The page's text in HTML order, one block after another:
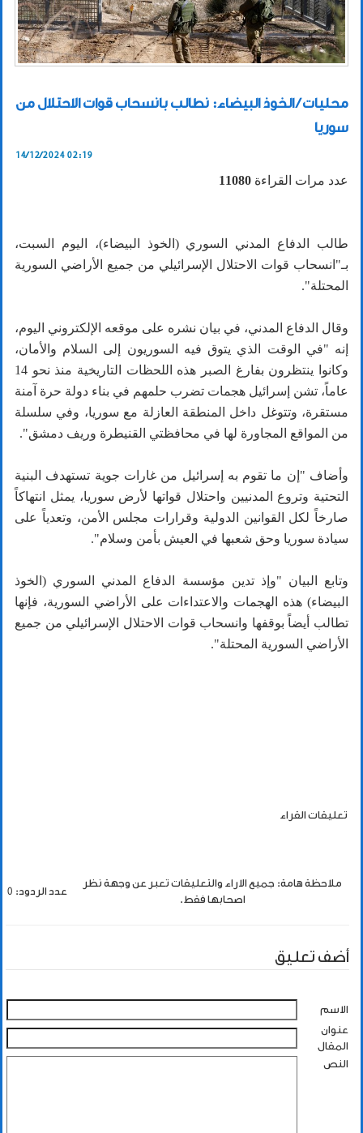
محليات / الخوذ البيضاء: نطالب بانسحاب قوات الاحتلال من
سوريا
14/12/2024 02:19
عدد مرات القراءة 11080
طالب الدفاع المدني السوري (الخوذ البيضاء)، اليوم السبت،
بـ"انسحاب قوات الاحتلال الإسرائيلي من جميع الأراضي السورية
المحتلة".
وقال الدفاع المدني، في بيان نشره على موقعه الإلكتروني اليوم،
إنه "في الوقت الذي يتوق فيه السوريون إلى السلام والأمان،
وكانوا ينتظرون بفارغ الصبر هذه اللحظات التاريخية منذ نحو 14
عاماً، تشن إسرائيل هجمات تضرب حلمهم في بناء دولة حرة آمنة
مستقرة، وتتوغل داخل المنطقة العازلة مع سوريا، وفي سلسلة
من المواقع المجاورة لها في محافظتي القنيطرة وريف دمشق".
وأضاف "إن ما تقوم به إسرائيل من غارات جوية تستهدف البنية
التحتية وتروع المدنيين واحتلال قواتها لأرض سوريا، يمثل انتهاكاً
صارخاً لكل القوانين الدولية وقرارات مجلس الأمن، وتعدياً على
سيادة سوريا وحق شعبها في العيش بأمن وسلام".
وتابع البيان "وإذ تدين مؤسسة الدفاع المدني السوري (الخوذ
البيضاء) هذه الهجمات والاعتداءات على الأراضي السورية، فإنها
تطالب أيضاً بوقفها وانسحاب قوات الاحتلال الإسرائيلي من جميع
الأراضي السورية المحتلة".
تعليقات القراء
ملاحظة هامة: جميع الاراء والتعليقات تعبر عن وجهة نظر
اصحابها فقط.
عدد الردود: 0
أضف تعليق
الاسم
عنوان
المقال
النص